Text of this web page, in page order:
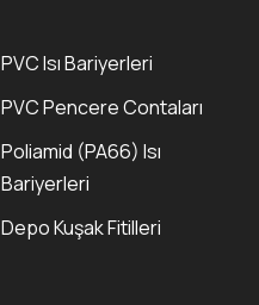
PVC Isı Bariyerleri
PVC Pencere Contaları
Poliamid (PA66) Isı
Bariyerleri
Depo Kuşak Fitilleri